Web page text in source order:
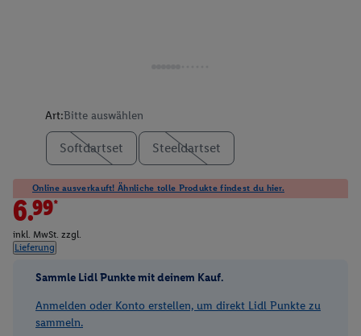
Art:Bitte auswählen
Softdartset Steeldartset
Online ausverkauft! Ähnliche tolle Produkte findest du hier.
6.99*
inkl. MwSt. zzgl.
Lieferung
Sammle Lidl Punkte mit deinem Kauf.
Anmelden oder Konto erstellen, um direkt Lidl Punkte zu
sammeln.